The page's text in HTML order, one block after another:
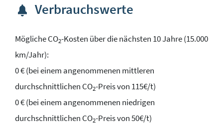
Verbrauchswerte
Mögliche CO2-Kosten über die nächsten 10 Jahre (15.000
km/Jahr):
0 € (bei einem angenommenen mittleren
durchschnittlichen CO2-Preis von 115€/t)
0 € (bei einem angenommenen niedrigen
durchschnittlichen CO2-Preis von 50€/t)